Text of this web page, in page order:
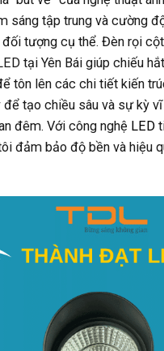
sáng tập trung và cường
tượng cụ thể. Đèn rọi
tại Yên Bái giúp chiếu
tôn lên các chi tiết kiến
tạo chiều sâu và sự kỳ
đêm. Với công nghệ LED
đảm bảo độ bền và hiệu